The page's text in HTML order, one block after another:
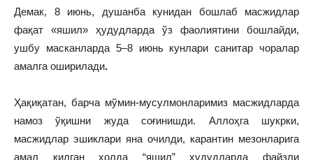
Демак, 8 июнь, душанба кунидан бошлаб масжидлар
фақат «яшил» ҳудудларда ўз фаолиятини бошлайди,
ушбу масканларда 5–8 июнь кунлари санитар чоралар
амалга оширилади.
Ҳақиқатан, барча мўмин-мусулмонларимиз масжидларда
намоз ўқишни жуда соғинишди. Аллоҳга шукрки,
масжидлар эшиклари яна очилди, карантин мезонларига
амал қилган ҳолда “яшил” ҳудудларда файзли